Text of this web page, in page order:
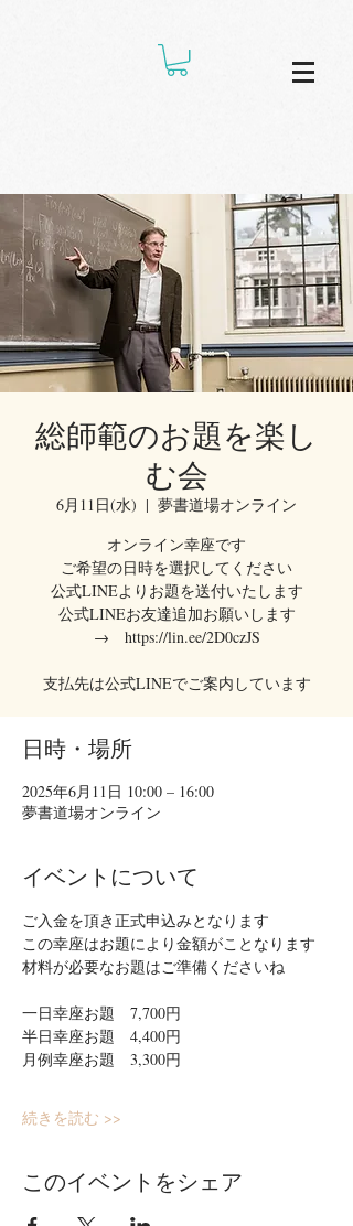
総師範のお題を楽し
む会
6月11日(水)
  |
夢書道場オンライン
オンライン幸座です
ご希望の日時を選択してください
公式LINEよりお題を送付いたします
公式LINEお友達追加お願いします
→ https://lin.ee/2D0czJS
支払先は公式LINEでご案内しています
日時・場所
2025年6月11日 10:00 – 16:00
夢書道場オンライン
イベントについて
ご入金を頂き正式申込みとなります
この幸座はお題により金額がことなります
材料が必要なお題はご準備くださいね
一日幸座お題　7,700円
半日幸座お題　4,400円
月例幸座お題　3,300円
続きを読む >>
このイベントをシェア